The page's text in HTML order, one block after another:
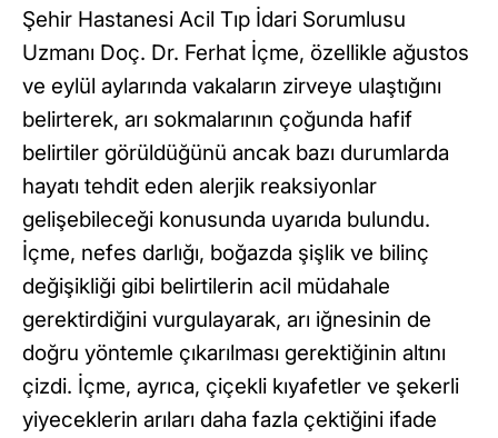
Şehir Hastanesi Acil Tıp İdari Sorumlusu
Uzmanı Doç. Dr. Ferhat İçme, özellikle ağustos
ve eylül aylarında vakaların zirveye ulaştığını
belirterek, arı sokmalarının çoğunda hafif
belirtiler görüldüğünü ancak bazı durumlarda
hayatı tehdit eden alerjik reaksiyonlar
gelişebileceği konusunda uyarıda bulundu.
İçme, nefes darlığı, boğazda şişlik ve bilinç
değişikliği gibi belirtilerin acil müdahale
gerektirdiğini vurgulayarak, arı iğnesinin de
doğru yöntemle çıkarılması gerektiğinin altını
çizdi. İçme, ayrıca, çiçekli kıyafetler ve şekerli
yiyeceklerin arıları daha fazla çektiğini ifade